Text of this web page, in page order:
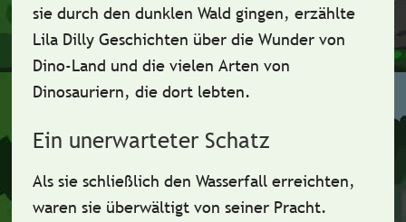
sie durch den dunklen Wald gingen, erzählte
Lila Dilly Geschichten über die Wunder von
Dino-Land und die vielen Arten von
Dinosauriern, die dort lebten.
Ein unerwarteter Schatz
Als sie schließlich den Wasserfall erreichten,
waren sie überwältigt von seiner Pracht.